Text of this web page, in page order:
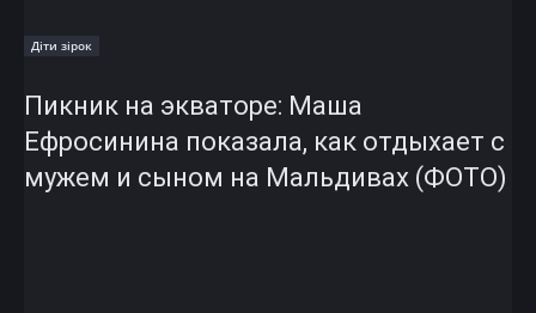
Діти зірок
Пикник на экваторе: Маша
Ефросинина показала, как отдыхает с
мужем и сыном на Мальдивах (ФОТО)